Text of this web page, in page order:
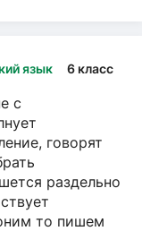
язык 6 класс
с
говорят
раздельно
то пишем